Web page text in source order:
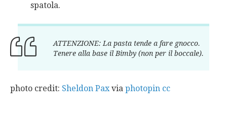
spatola.
ATTENZIONE: La pasta tende a fare gnocco.
Tenere alla base il Bimby (non per il boccale).
photo credit: Sheldon Paxvia photopin cc